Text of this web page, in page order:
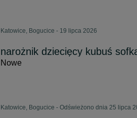
Katowice, Bogucice - 19 lipca 2026
narożnik dziecięcy kubuś
Nowe
Katowice, Bogucice - Odświeżono dnia 25 lipca